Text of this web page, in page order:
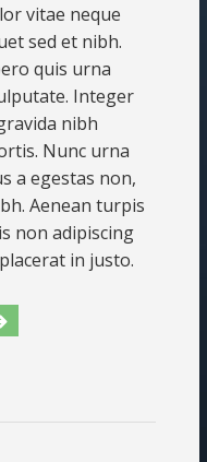
vitae neque
sed et nibh.
quis urna
Integer
nibh
Nunc urna
a egestas non,
Aenean turpis
non adipiscing
in justo.